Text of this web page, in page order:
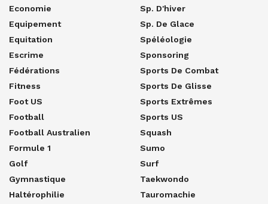
Economie
Equipement
Equitation
Escrime
Fédérations
Fitness
Foot US
Football
Football Australien
Formule 1
Golf
Gymnastique
Haltérophilie
Sp. D'hiver
Sp. De Glace
Spéléologie
Sponsoring
Sports De Combat
Sports De Glisse
Sports Extrêmes
Sports US
Squash
Sumo
Surf
Taekwondo
Tauromachie